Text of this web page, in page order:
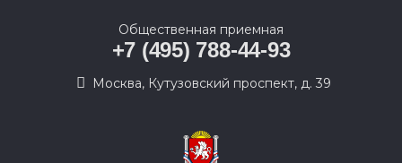
Общественная приемная
+7 (495) 788-44-93
Москва, Кутузовский проспект, д. 39